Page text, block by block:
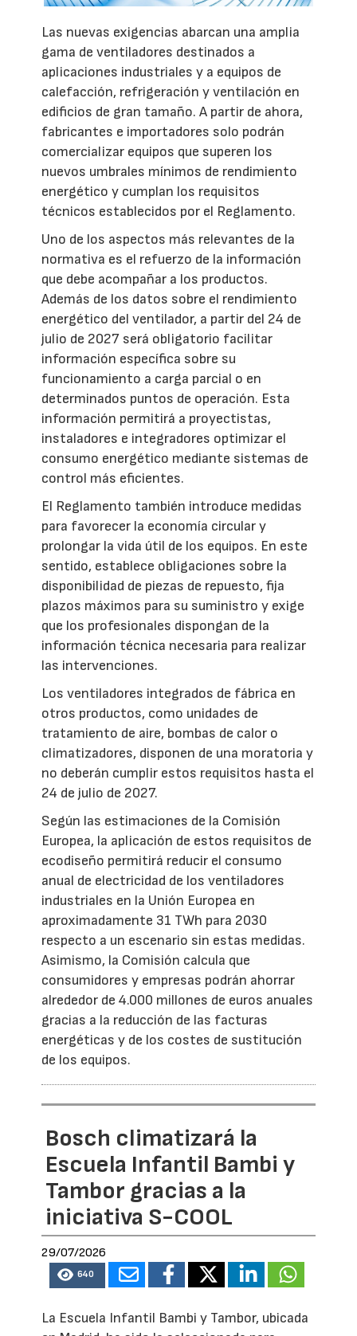
Las nuevas exigencias abarcan una amplia
gama de ventiladores destinados a
aplicaciones industriales y a equipos de
calefacción, refrigeración y ventilación en
edificios de gran tamaño. A partir de ahora,
fabricantes e importadores solo podrán
comercializar equipos que superen los
nuevos umbrales mínimos de rendimiento
energético y cumplan los requisitos
técnicos establecidos por el Reglamento.
Uno de los aspectos más relevantes de la
normativa es el refuerzo de la información
que debe acompañar a los productos.
Además de los datos sobre el rendimiento
energético del ventilador, a partir del 24 de
julio de 2027 será obligatorio facilitar
información específica sobre su
funcionamiento a carga parcial o en
determinados puntos de operación. Esta
información permitirá a proyectistas,
instaladores e integradores optimizar el
consumo energético mediante sistemas de
control más eficientes.
El Reglamento también introduce medidas
para favorecer la economía circular y
prolongar la vida útil de los equipos. En este
sentido, establece obligaciones sobre la
disponibilidad de piezas de repuesto, fija
plazos máximos para su suministro y exige
que los profesionales dispongan de la
información técnica necesaria para realizar
las intervenciones.
Los ventiladores integrados de fábrica en
otros productos, como unidades de
tratamiento de aire, bombas de calor o
climatizadores, disponen de una moratoria y
no deberán cumplir estos requisitos hasta el
24 de julio de 2027.
Según las estimaciones de la Comisión
Europea, la aplicación de estos requisitos de
ecodiseño permitirá reducir el consumo
anual de electricidad de los ventiladores
industriales en la Unión Europea en
aproximadamente 31 TWh para 2030
respecto a un escenario sin estas medidas.
Asimismo, la Comisión calcula que
consumidores y empresas podrán ahorrar
alrededor de 4.000 millones de euros anuales
gracias a la reducción de las facturas
energéticas y de los costes de sustitución
de los equipos.
Bosch climatizará la
Escuela Infantil Bambi y
Tambor gracias a la
iniciativa S-COOL
29/07/2026
640
La Escuela Infantil Bambi y Tambor, ubicada